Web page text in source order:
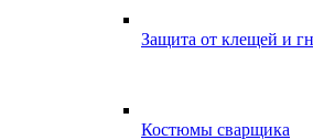
Защита от клещей и
Костюмы сварщика